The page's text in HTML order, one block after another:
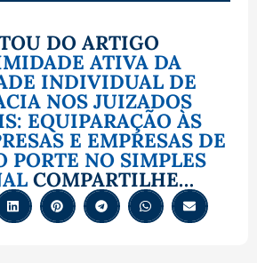
DO ARTIGO
ATIVA DA
INDIVIDUAL DE
NOS JUIZADOS
EQUIPARAÇÃO ÀS
E EMPRESAS DE
PORTE NO SIMPLES
COMPARTILHE…